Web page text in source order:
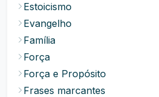
Estoicismo
Evangelho
Família
Força
Força e Propósito
Frases marcantes